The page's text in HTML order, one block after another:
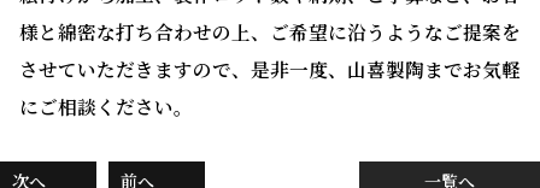
様と綿密な打ち合わせの上、ご希望に沿うようなご提案を
させていただきますので、是非一度、山喜製陶までお気軽
にご相談ください。
次へ 前へ 一覧へ